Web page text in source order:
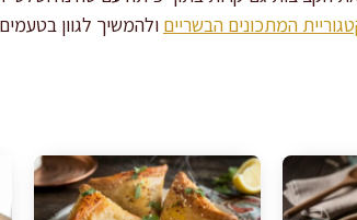
המתכונים הבשריים ולהמשיך לגוון